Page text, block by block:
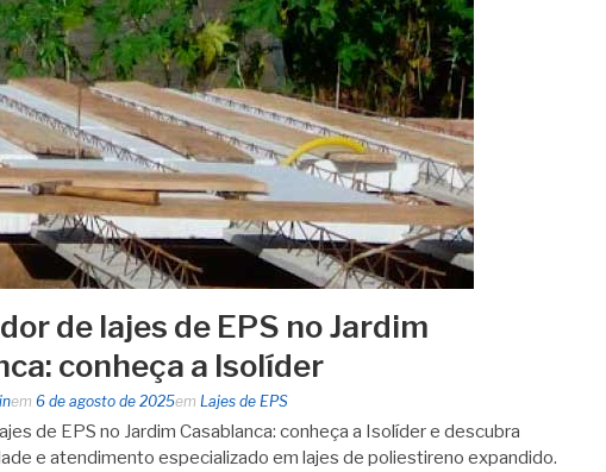
de lajes de EPS no Jardim
conheça a Isolíder
em 6 de agosto de 2025em Lajes de EPS
de EPS no Jardim Casablanca: conheça a Isolíder e descubra
e atendimento especializado em lajes de poliestireno expandido.